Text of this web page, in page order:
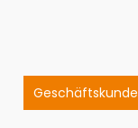
Geschäftskunde